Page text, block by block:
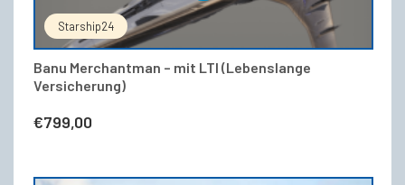
Starship24
Banu Merchantman – mit LTI (Lebenslange
Versicherung)
€799,00